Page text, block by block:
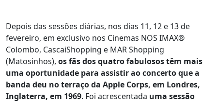
Depois das sessões diárias, nos dias 11, 12 e 13 de
fevereiro, em exclusivo nos Cinemas NOS IMAX®
Colombo, CascaiShopping e MAR Shopping
(Matosinhos), os fãs dos quatro fabulosos têm mais
uma oportunidade para assistir ao concerto que a
banda deu no terraço da Apple Corps, em Londres,
Inglaterra, em 1969. Foi acrescentada uma sessão